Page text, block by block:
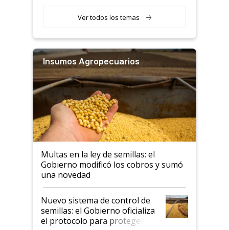
Ver todos los temas
Insumos Agropecuarios
Multas en la ley de semillas: el
Gobierno modificó los cobros y sumó
una novedad
Nuevo sistema de control de
semillas: el Gobierno oficializa
el protocolo para proteger la